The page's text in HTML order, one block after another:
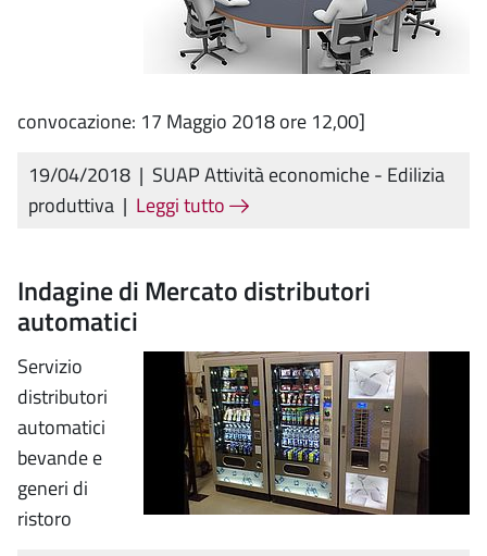
convocazione: 17 Maggio 2018 ore 12,00]
19/04/2018 | SUAP Attività economiche - Edilizia
produttiva | Leggi tutto
Indagine di Mercato distributori
automatici
Servizio
distributori
automatici
bevande e
generi di
ristoro